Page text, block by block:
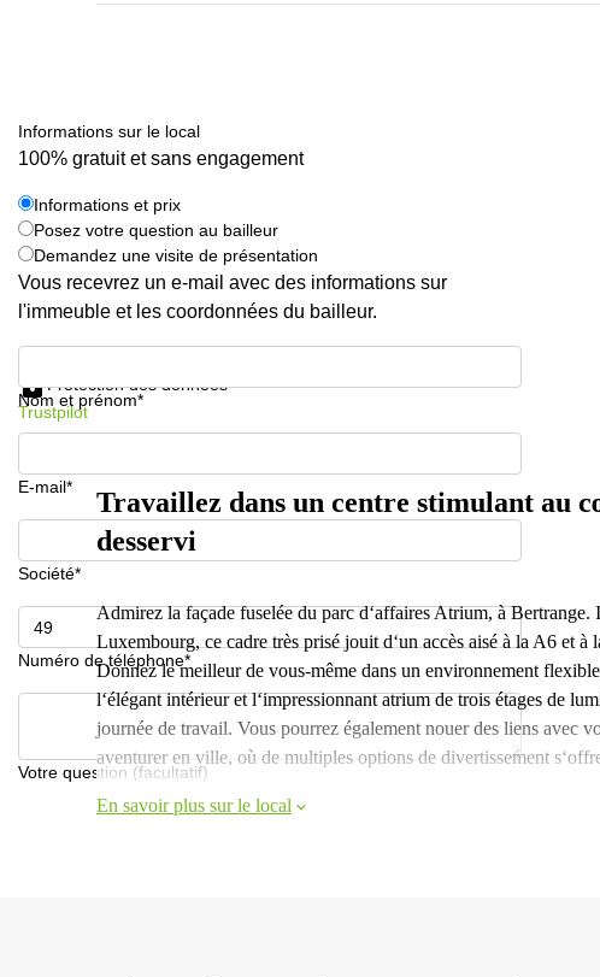
Informations sur le local
100% gratuit et sans engagement
Informations et prix
Posez votre question au bailleur
Demandez une visite de présentation
Vous recevrez un e-mail avec des informations sur
l'immeuble et les coordonnées du bailleur.
Nom et prénom*
E-mail*
Société*
Numéro de téléphone*
Votre question (facultatif)
Protection des données
Trustpilot
Travaillez dans un centre stimulant au
desservi
Admirez la façade fuselée du parc d‘affaires Atrium, à Bertrange.
Luxembourg, ce cadre très prisé jouit d‘un accès aisé à la A6 et à
Donnez le meilleur de vous-même dans un environnement
l‘élégant intérieur et l‘impressionnant atrium de trois étages de
journée de travail. Vous pourrez également nouer des liens avec
aventurer en ville, où de multiples options de divertissement
En savoir plus sur le local